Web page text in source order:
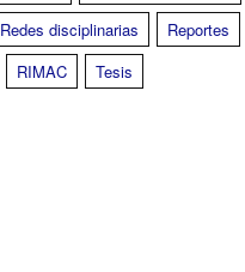
Redes disciplinarias
Reportes
RIMAC Tesis